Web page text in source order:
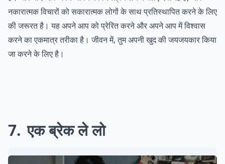
नकारात्मक विचारों को सकारात्मक लोगों के साथ प्रतिस्थापित करने के लिए
की जरूरत है। यह अपने आप को प्रेरित करने और अपने आप में विश्वास
करने का एकमात्र तरीका है। जीवन में, तुम अपनी खुद की जयजयकार किया
जा करने के लिए है।
7 एक ब्रेक ले लो